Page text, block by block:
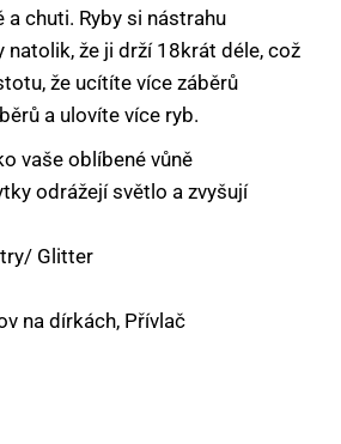
a chuti. Ryby si nástrahu
že ji drží 18krát déle, což
že ucítíte více záběrů 
a ulovíte více ryb.
vaše oblíbené vůně
odrážejí světlo a zvyšují
Glitter
na dírkách, Přívlač